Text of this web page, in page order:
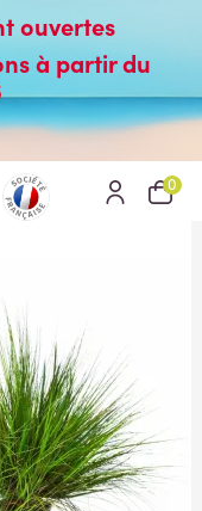
ouvertes
à partir du
0